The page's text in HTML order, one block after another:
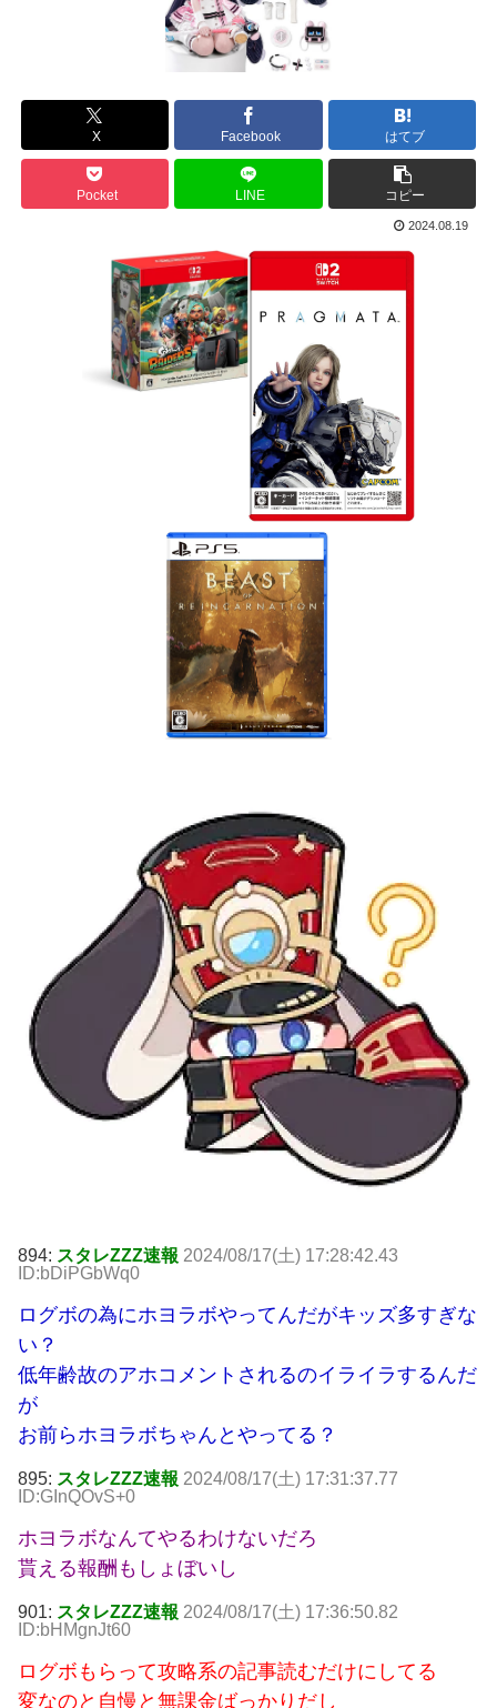
X Facebook はてブ
Pocket LINE コピー
2024.08.19
894: スタレZZZ速報 2024/08/17(土) 17:28:42.43
ID:bDiPGbWq0
ログボの為にホヨラボやってんだがキッズ多すぎな
い？
低年齢故のアホコメントされるのイライラするんだ
が
お前らホヨラボちゃんとやってる？
895: スタレZZZ速報 2024/08/17(土) 17:31:37.77
ID:GInQOvS+0
ホヨラボなんてやるわけないだろ
貰える報酬もしょぼいし
901: スタレZZZ速報 2024/08/17(土) 17:36:50.82
ID:bHMgnJt60
ログボもらって攻略系の記事読むだけにしてる
変なのと自慢と無課金ばっかりだし